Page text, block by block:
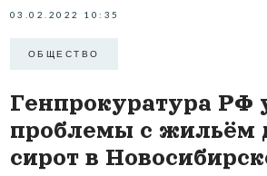
03.02.2022 10:35
ОБЩЕСТВО
Генпрокуратура РФ
проблемы с жильём
сирот в